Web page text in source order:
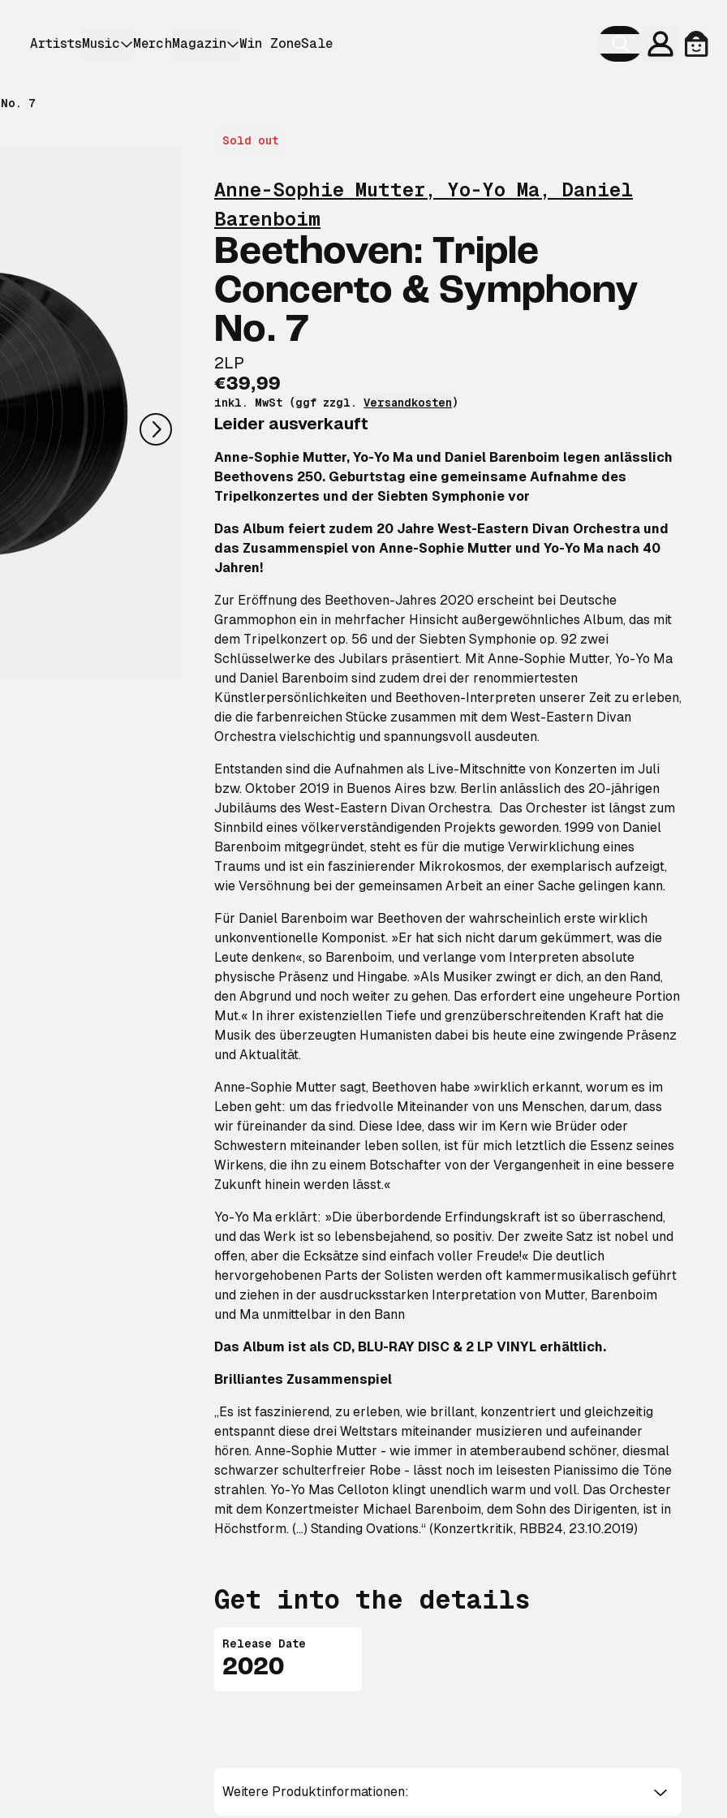
ArtistsMusic MerchMagazin Win ZoneSale
Konto
7
nächstes
Anne-Sophie Mutter, Yo-Yo Ma, Daniel
Barenboim
Beethoven: Triple
Concerto & Symphony
No. 7
2LP
€39,99
inkl. MwSt (ggf zzgl. Versandkosten)
Leider ausverkauft
Anne-Sophie Mutter, Yo-Yo Ma und Daniel Barenboim legen anlässlich
Beethovens 250. Geburtstag eine gemeinsame Aufnahme des
Tripelkonzertes und der Siebten Symphonie vor
Das Album feiert zudem 20 Jahre West-Eastern Divan Orchestra und
das Zusammenspiel von Anne-Sophie Mutter und Yo-Yo Ma nach 40
Jahren!
Zur Eröffnung des Beethoven-Jahres 2020 erscheint bei Deutsche
Grammophon ein in mehrfacher Hinsicht außergewöhnliches Album, das mit
dem Tripelkonzert op. 56 und der Siebten Symphonie op. 92 zwei
Schlüsselwerke des Jubilars präsentiert. Mit Anne-Sophie Mutter, Yo-Yo Ma
und Daniel Barenboim sind zudem drei der renommiertesten
Künstlerpersönlichkeiten und Beethoven-Interpreten unserer Zeit zu erleben,
die die farbenreichen Stücke zusammen mit dem West-Eastern Divan
Orchestra vielschichtig und spannungsvoll ausdeuten.
Entstanden sind die Aufnahmen als Live-Mitschnitte von Konzerten im Juli
bzw. Oktober 2019 in Buenos Aires bzw. Berlin anlässlich des 20-jährigen
Jubiläums des West-Eastern Divan Orchestra. Das Orchester ist längst zum
Sinnbild eines völkerverständigenden Projekts geworden. 1999 von Daniel
Barenboim mitgegründet, steht es für die mutige Verwirklichung eines
Traums und ist ein faszinierender Mikrokosmos, der exemplarisch aufzeigt,
wie Versöhnung bei der gemeinsamen Arbeit an einer Sache gelingen kann.
Für Daniel Barenboim war Beethoven der wahrscheinlich erste wirklich
unkonventionelle Komponist. »Er hat sich nicht darum gekümmert, was die
Leute denken«, so Barenboim, und verlange vom Interpreten absolute
physische Präsenz und Hingabe. »Als Musiker zwingt er dich, an den Rand,
den Abgrund und noch weiter zu gehen. Das erfordert eine ungeheure Portion
Mut.« In ihrer existenziellen Tiefe und grenzüberschreitenden Kraft hat die
Musik des überzeugten Humanisten dabei bis heute eine zwingende Präsenz
und Aktualität.
Anne-Sophie Mutter sagt, Beethoven habe »wirklich erkannt, worum es im
Leben geht: um das friedvolle Miteinander von uns Menschen, darum, dass
wir füreinander da sind. Diese Idee, dass wir im Kern wie Brüder oder
Schwestern miteinander leben sollen, ist für mich letztlich die Essenz seines
Wirkens, die ihn zu einem Botschafter von der Vergangenheit in eine bessere
Zukunft hinein werden lässt.«
Yo-Yo Ma erklärt: »Die überbordende Erfindungskraft ist so überraschend,
und das Werk ist so lebensbejahend, so positiv. Der zweite Satz ist nobel und
offen, aber die Ecksätze sind einfach voller Freude!« Die deutlich
hervorgehobenen Parts der Solisten werden oft kammermusikalisch geführt
und ziehen in der ausdrucksstarken Interpretation von Mutter, Barenboim
und Ma unmittelbar in den Bann
Das Album ist als CD, BLU-RAY DISC & 2 LP VINYL erhältlich.
Brilliantes Zusammenspiel
„Es ist faszinierend, zu erleben, wie brillant, konzentriert und gleichzeitig
entspannt diese drei Weltstars miteinander musizieren und aufeinander
hören. Anne-Sophie Mutter - wie immer in atemberaubend schöner, diesmal
schwarzer schulterfreier Robe - lässt noch im leisesten Pianissimo die Töne
strahlen. Yo-Yo Mas Celloton klingt unendlich warm und voll. Das Orchester
mit dem Konzertmeister Michael Barenboim, dem Sohn des Dirigenten, ist in
Höchstform. (…) Standing Ovations.“ (Konzertkritik, RBB24, 23.10.2019)
Get into the details
Release Date
2020
Sold out
Weitere Produktinformationen: